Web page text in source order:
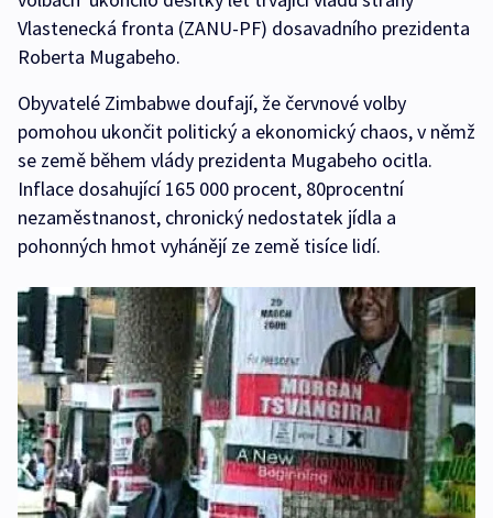
Vlastenecká fronta (ZANU-PF) dosavadního prezidenta
Roberta Mugabeho.
Obyvatelé Zimbabwe doufají, že červnové volby
pomohou ukončit politický a ekonomický chaos, v němž
se země během vlády prezidenta Mugabeho ocitla.
Inflace dosahující 165 000 procent, 80procentní
nezaměstnanost, chronický nedostatek jídla a
pohonných hmot vyhánějí ze země tisíce lidí.